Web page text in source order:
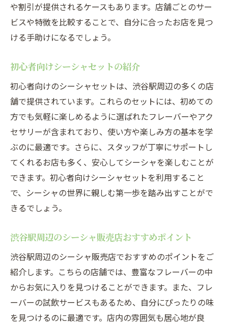
初心者歓迎のシーシャ専門店リスト
特定のフレーバーに特化した専門店
渋谷駅でシーシャを楽しむための最新店舗リス
ト
営業時間や定休日情報
渋谷駅周辺のシーシャ店ランキング
駅近でアクセス便利なシーシャ店
フレーバーの種類が豊富な店舗
渋谷駅近くのおすすめシーシャ店マップ
渋谷駅周辺のシーシャ販売店とその独自の魅力
専門店ならではのサービス内容
フレーバーのカスタマイズが可能な店舗
特定のイベントを開催している店舗
シーシャ初心者向けのワークショップ情報
店内のデザインが魅力的なシーシャ店
独自のフレーバー開発を行っている店舗
渋谷駅近辺でシーシャを購入シーシャ初心者必
見
や割引が提供されるケースもあります。店舗ごとのサー
ビスや特徴を比較することで、自分に合ったお店を見つ
ける手助けになるでしょう。
初心者向けシーシャセットの紹介
初心者向けのシーシャセットは、渋谷駅周辺の多くの店
舗で提供されています。これらのセットには、初めての
方でも気軽に楽しめるように選ばれたフレーバーやアク
セサリーが含まれており、使い方や楽しみ方の基本を学
ぶのに最適です。さらに、スタッフが丁寧にサポートし
てくれるお店も多く、安心してシーシャを楽しむことが
できます。初心者向けシーシャセットを利用すること
で、シーシャの世界に親しむ第一歩を踏み出すことがで
きるでしょう。
渋谷駅周辺のシーシャ販売店おすすめポイント
渋谷駅周辺のシーシャ販売店でおすすめのポイントをご
紹介します。こちらの店舗では、豊富なフレーバーの中
からお気に入りを見つけることができます。また、フレ
ーバーの試飲サービスもあるため、自分にぴったりの味
を見つけるのに最適です。店内の雰囲気も居心地が良